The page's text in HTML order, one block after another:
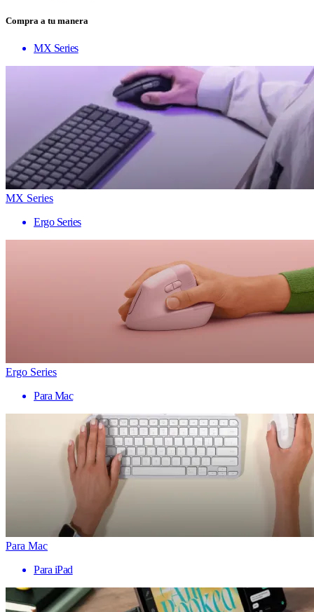
Compra a tu manera
MX Series
MX Series
Ergo Series
Ergo Series
Para Mac
Para Mac
Para iPad